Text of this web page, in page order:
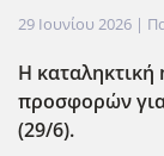
29 Ιουνίου 2026 |
Η καταληκτική
προσφορών
(29/6).